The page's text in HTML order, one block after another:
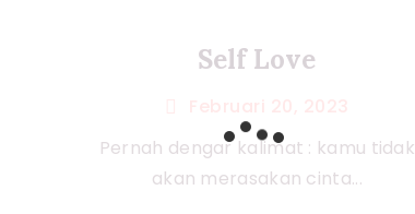
Self Love
Pernah dengar kalimat : kamu tidak
akan merasakan cinta...